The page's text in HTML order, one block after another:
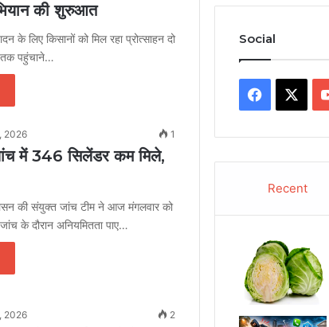
की शुरुआत
के लिए किसानों को मिल रहा प्रोत्साहन दो
तक पहुंचाने…
2026 1
में 346 सिलेंडर कम मिले,
की संयुक्त जांच टीम ने आज मंगलवार को
के दौरान अनियमितता पाए…
2026 2
Social
Facebook
Recent